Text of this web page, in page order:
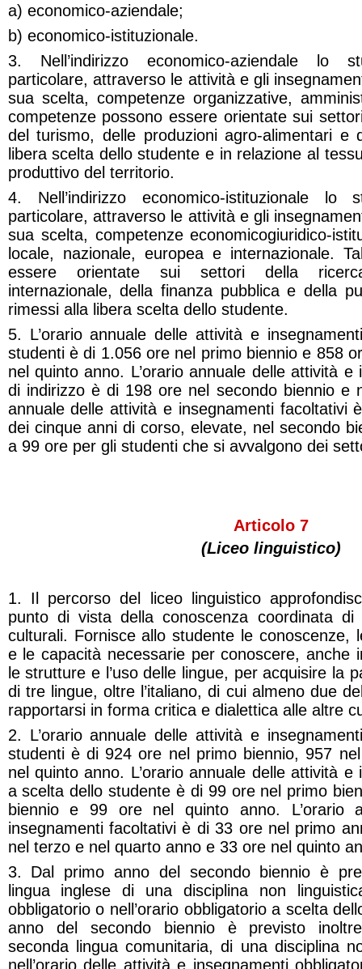
a) economico-aziendale;
b) economico-istituzionale.
3. Nell’indirizzo economico-aziendale lo
particolare, attraverso le attività e gli
sua scelta, competenze organizzative,
competenze possono essere orientate sui
del turismo, delle produzioni agro-alimentari e
libera scelta dello studente e in relazione al
produttivo del territorio.
4. Nell’indirizzo economico-istituzionale lo
particolare, attraverso le attività e gli
sua scelta, competenze economicogiuridico-
locale, nazionale, europea e internazionale.
essere orientate sui settori della
internazionale, della finanza pubblica e della
rimessi alla libera scelta dello studente.
5. L’orario annuale delle attività e
studenti è di 1.056 ore nel primo biennio e 858
nel quinto anno. L’orario annuale delle attività e
di indirizzo è di 198 ore nel secondo biennio e
annuale delle attività e insegnamenti facoltativi
dei cinque anni di corso, elevate, nel secondo
a 99 ore per gli studenti che si avvalgono dei
Articolo 7
(Liceo linguistico)
1. Il percorso del liceo linguistico
punto di vista della conoscenza coordinata
culturali. Fornisce allo studente le conoscenze,
e le capacità necessarie per conoscere, anche
le strutture e l’uso delle lingue, per acquisire la
di tre lingue, oltre l’italiano, di cui almeno due
rapportarsi in forma critica e dialettica alle altre
2. L’orario annuale delle attività e
studenti è di 924 ore nel primo biennio, 957
nel quinto anno. L’orario annuale delle attività e
a scelta dello studente è di 99 ore nel primo
biennio e 99 ore nel quinto anno. L’orario
insegnamenti facoltativi è di 33 ore nel primo
nel terzo e nel quarto anno e 33 ore nel quinto
3. Dal primo anno del secondo biennio è
lingua inglese di una disciplina non
obbligatorio o nell’orario obbligatorio a scelta
anno del secondo biennio è previsto inoltre
seconda lingua comunitaria, di una disciplina
nell’orario delle attività e insegnamenti